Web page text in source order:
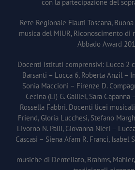
con la partecipazione del
Rete Regionale Flauti Toscana,
musica del MIUR, Riconoscimento di
Abbado Award
Docenti istituti comprensivi: Lucca 2
Barsanti – Lucca 6, Roberta Anzil –
Sonia Maccioni – Firenze D.
Cecina (LI) G. Galilei, Sara Capanna
Rossella Fabbri. Docenti licei
Friend, Gloria Lucchesi, Stefano
Livorno N. Palli, Giovanna Nieri –
Cascasi – Siena Afam R. Franci, Isabel
musiche di Dentellato, Brahms,